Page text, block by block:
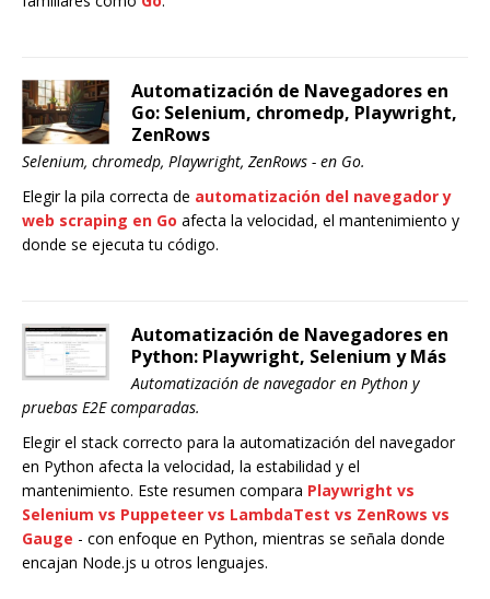
Automatización de Navegadores en
Go: Selenium, chromedp, Playwright,
ZenRows
Selenium, chromedp, Playwright, ZenRows - en Go.
Elegir la pila correcta de automatización del navegador y
web scraping en Go afecta la velocidad, el mantenimiento y
donde se ejecuta tu código.
Automatización de Navegadores en
Python: Playwright, Selenium y Más
Automatización de navegador en Python y
pruebas E2E comparadas.
Elegir el stack correcto para la automatización del navegador
en Python afecta la velocidad, la estabilidad y el
mantenimiento. Este resumen compara Playwright vs
Selenium vs Puppeteer vs LambdaTest vs ZenRows vs
Gauge - con enfoque en Python, mientras se señala donde
encajan Node.js u otros lenguajes.